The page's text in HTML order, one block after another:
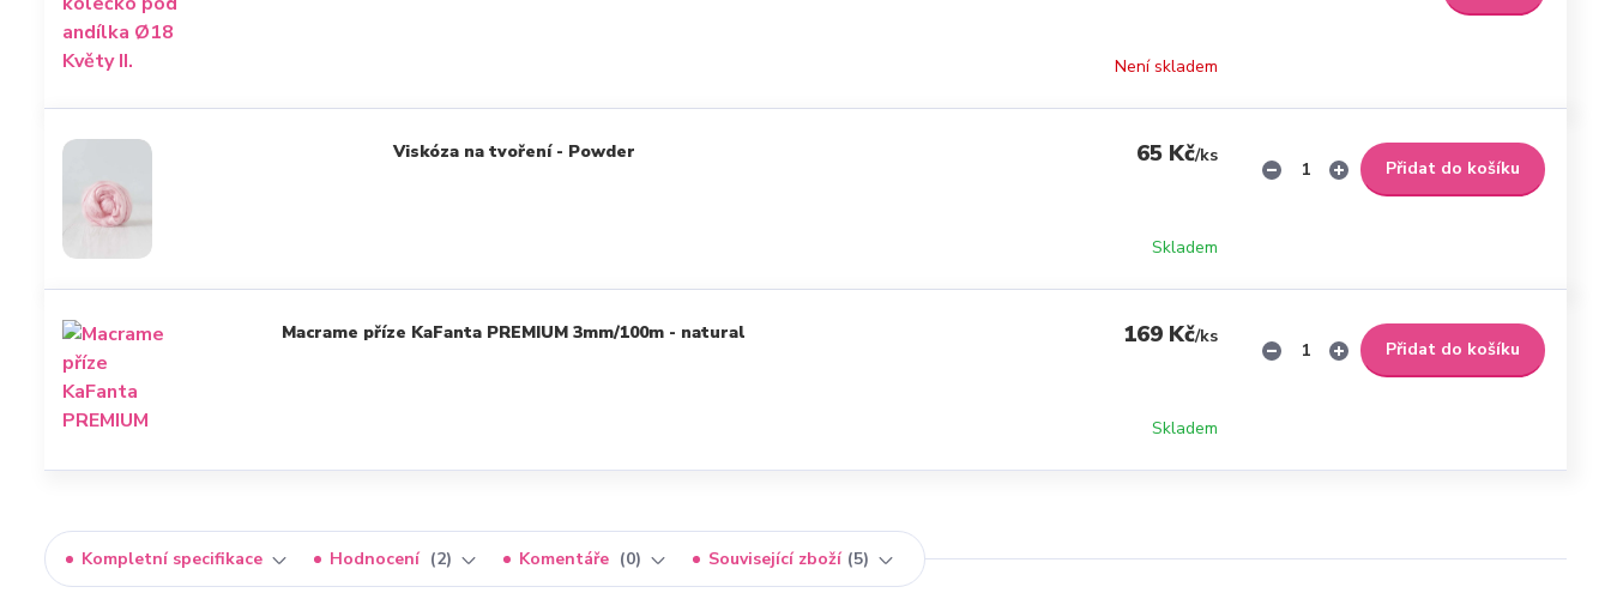
Není skladem
Viskóza na tvoření - Powder 65 Kč/ks
Skladem
Přidat do košíku
Macrame příze KaFanta PREMIUM 3mm/100m - natural 169 Kč/ks
Skladem
Přidat do košíku
Kompletní specifikace Hodnocení 2 Komentáře 0 Související zboží 5